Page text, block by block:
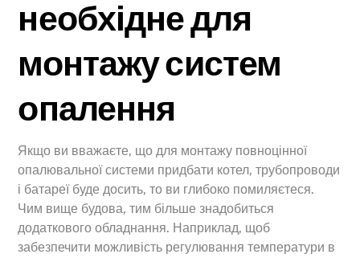
необхідне для
монтажу систем
опалення
Якщо ви вважаєте, що для монтажу повноцінної
опалювальної системи придбати котел, трубопроводи
і батареї буде досить, то ви глибоко помиляєтеся.
Чим вище будова, тим більше знадобиться
додаткового обладнання. Наприклад, щоб
забезпечити можливість регулювання температури в